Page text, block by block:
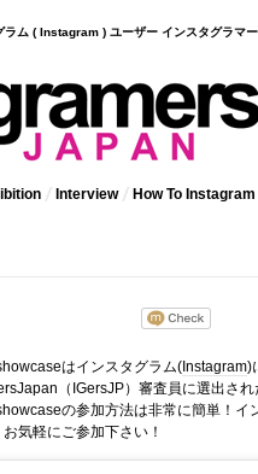
ム ( Instagram ) ユーザー インスタグラマ
Interview How To Instagram
はインスタグラム(Instagram)
（IGersJP）審査員に選出され
の参加方法は非常に簡単！イ
気軽にご参加下さい！